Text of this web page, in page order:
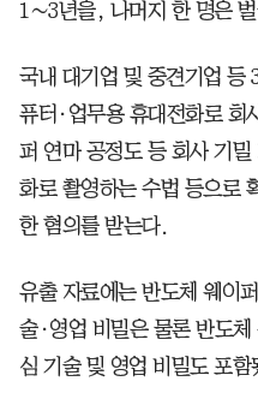
1∼3년을, 나머지 한 명은
국내 대기업 및 중견기업 등
퓨터·업무용 휴대전화로 회
퍼 연마 공정도 등 회사 기
화로 촬영하는 수법 등으로
한 혐의를 받는다.
유출 자료에는 반도체 웨이
술·영업 비밀은 물론 반도
심 기술 및 영업 비밀도 포함